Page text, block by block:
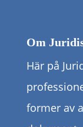
Om
Här på
former av